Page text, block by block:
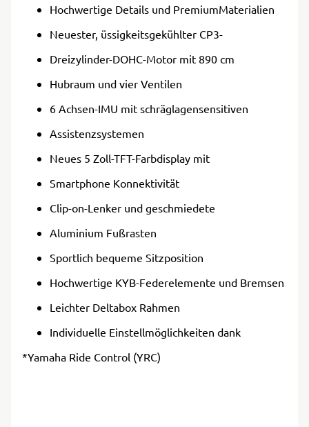
Hochwertige Details und PremiumMaterialien
Neuester, üssigkeitsgekühlter CP3-
Dreizylinder-DOHC-Motor mit 890 cm
Hubraum und vier Ventilen
6 Achsen-IMU mit schräglagensensitiven
Assistenzsystemen
Neues 5 Zoll-TFT-Farbdisplay mit
Smartphone Konnektivität
Clip-on-Lenker und geschmiedete
Aluminium Fußrasten
Sportlich bequeme Sitzposition
Hochwertige KYB-Federelemente und Bremsen
Leichter Deltabox Rahmen
Individuelle Einstellmöglichkeiten dank
*Yamaha Ride Control (YRC)